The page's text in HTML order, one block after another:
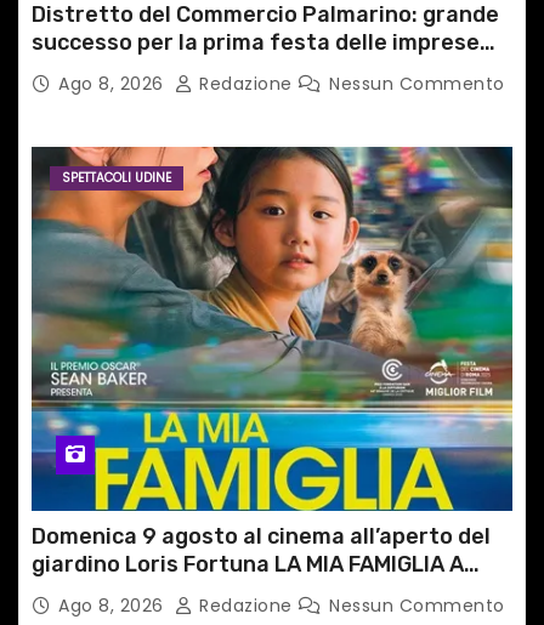
Distretto del Commercio Palmarino: grande
successo per la prima festa delle imprese
del territorio
Ago 8, 2026 Redazione Nessun Commento
SPETTACOLI UDINE
Domenica 9 agosto al cinema all’aperto del
giardino Loris Fortuna LA MIA FAMIGLIA A
TAIPEIAgo 8, 2026 Redazione Nessun Commento